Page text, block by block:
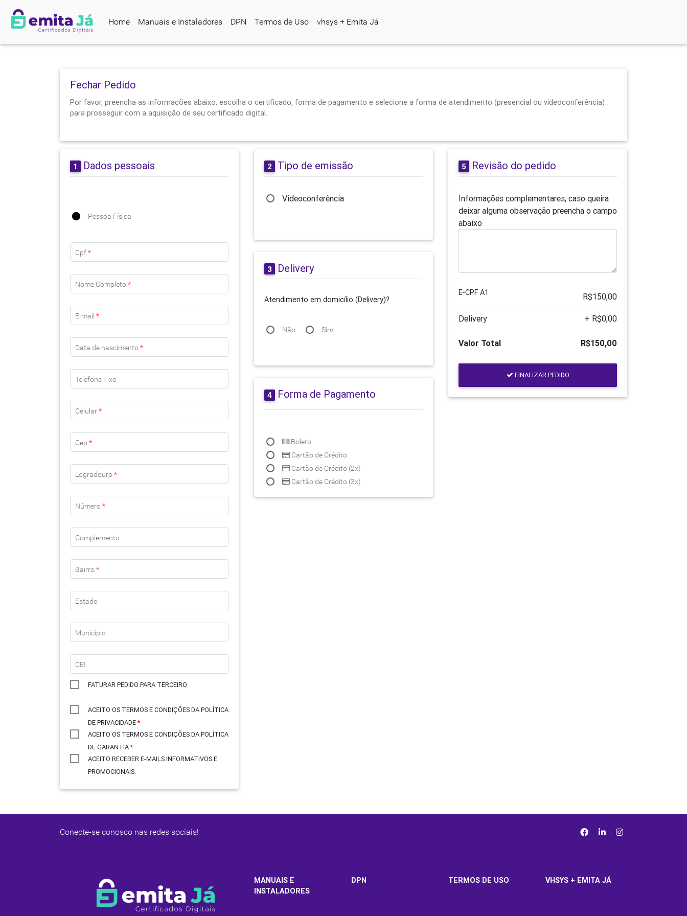
Home Manuais e Instaladores DPN Termos de Uso vhsys + Emita Já
Fechar Pedido
Por favor, preencha as informações abaixo, escolha o certificado, forma de pagamento e selecione a forma de atendimento (presencial ou videoconferência)
para prosseguir com a aquisição de seu certificado digital.
1 Dados pessoais
Pessoa Física
Cpf*
Nome Completo*
E-mail *
Data de nascimento*
Telefone Fixo
Celular*
Cep *
Logradouro*
Número*
Complemento
Bairro*
Estado
Município
CEI
FATURAR PEDIDO PARA TERCEIRO
ACEITO OS TERMOS E CONDIÇÕES DA POLÍTICA
DE PRIVACIDADE*
ACEITO OS TERMOS E CONDIÇÕES DA POLÍTICA
DE GARANTIA*
ACEITO RECEBER E-MAILS INFORMATIVOS E
PROMOCIONAIS.
2 Tipo de emissão
Videoconferência
3 Delivery
Atendimento em domicílio (Delivery)?
Não Sim
4 Forma de Pagamento
Boleto
Cartão de Crédito
Cartão de Crédito (2x)
Cartão de Crédito (3x)
5 Revisão do pedido
Informações complementares, caso queira
deixar alguma observação preencha o campo
abaixo
E-CPF A1 R$150,00
Delivery + R$0,00
Valor Total R$150,00
FINALIZAR PEDIDO
Conecte-se conosco nas redes sociais!
MANUAIS E
INSTALADORES
DPN TERMOS DE USO VHSYS + EMITA JÁ